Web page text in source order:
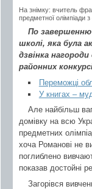
На знімку: вчитель
предметної
По завершенню
школі, яка була
дзвінка
районних
Переможці
У книгах –
Але найбільш
домівку на всю
предметних
хоча Романові не
поглиблено
показав достойні
Загорівся